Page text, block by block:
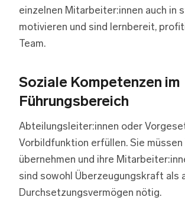
einzelnen Mitarbeiter:innen auch in
motivieren und sind lernbereit,
Team.
Soziale Kompetenzen im
Führungsbereich
Abteilungsleiter:innen oder
Vorbildfunktion erfüllen. Sie
übernehmen und ihre
sind sowohl Überzeugungskraft als
Durchsetzungsvermögen nötig.